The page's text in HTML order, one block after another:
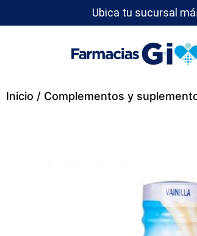
Ubica tu sucursal
Inicio / Complementos y